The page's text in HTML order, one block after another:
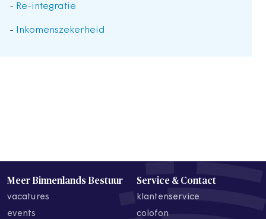
- Re-integratie
- Inkomenszekerheid
Meer Binnenlands Bestuur
vacatures
events
Service & Contact
klantenservice
colofon